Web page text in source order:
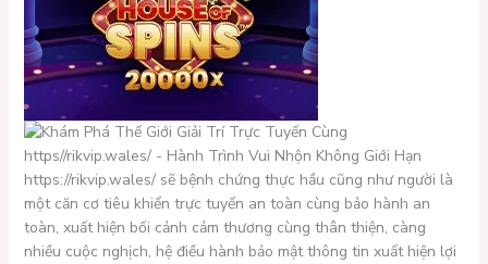
https://rikvip.wales/ sẽ bệnh chứng thực hầu cũng như người là
một căn cơ tiêu khiển trực tuyến an toàn cùng bảo hành an
toàn, xuất hiện bối cảnh cảm thương cùng thân thiện, càng
nhiều cuộc nghịch, hệ điều hành bảo mật thông tin xuất hiện lợi